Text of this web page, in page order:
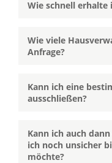
Wie schnell erhalte
Wie viele
Anfrage?
Kann ich eine
ausschließen?
Kann ich auch
ich noch unsicher
möchte?